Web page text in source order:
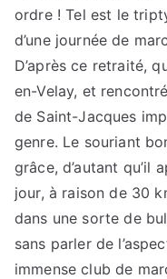
ordre ! Tel est le
d’une journée de
D’après ce retraité,
en-Velay, et
de Saint-Jacques
genre. Le souriant
grâce, d’autant qu’il
jour, à raison de 30
dans une sorte de
sans parler de
immense club de